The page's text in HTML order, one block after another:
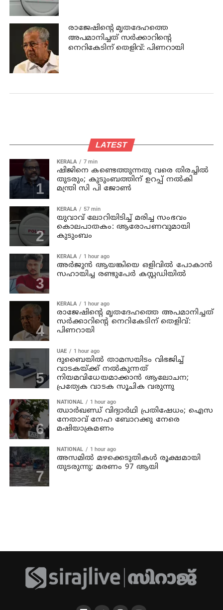
രാജേഷിന്റെ മൃതദേഹത്തെ
അപമാനിച്ചത് സര്‍ക്കാറിന്റെ
നെറികേടിന് തെളിവ്: പിണറായി
LATEST
KERALA 7 min
ഷിജിനെ കണ്ടെത്തുന്നതു വരെ തിരച്ചില്‍
തുടരും; കുടുംബത്തിന് ഉറപ്പ് നല്‍കി
മന്ത്രി സി പി ജോണ്‍
KERALA 57 min
യുവാവ് ലോറിയിടിച്ച് മരിച്ച സംഭവം
കൊലപാതകം: ആരോപണവുമായി
കുടുംബം
KERALA 1 hour ago
അര്‍ജുന്‍ ആയങ്കിയെ ഒളിവില്‍ പോകാന്‍
സഹായിച്ച രണ്ടുപേര്‍ കസ്റ്റഡിയില്‍
KERALA 1 hour ago
രാജേഷിന്റെ മൃതദേഹത്തെ അപമാനിച്ചത്
സര്‍ക്കാറിന്റെ നെറികേടിന് തെളിവ്:
പിണറായി
UAE 1 hour ago
ദുബൈയിൽ താമസയിടം വിഭജിച്ച്
വാടകയ്ക്ക് നൽകുന്നത്
നിയമവിധേയമാക്കാൻ ആലോചന;
പ്രത്യേക വാടക സൂചിക വരുന്നു
NATIONAL 1 hour ago
ഝാര്‍ഖണ്ഡ് വിദ്യാര്‍ഥി പ്രതിഷേധം; ഐസ
നേതാവ് നേഹ ബോറക്കു നേരെ
മഷിയാക്രമണം
NATIONAL 1 hour ago
അസമില്‍ മഴക്കെടുതികള്‍ രൂക്ഷമായി
തുടരുന്നു; മരണം 97 ആയി